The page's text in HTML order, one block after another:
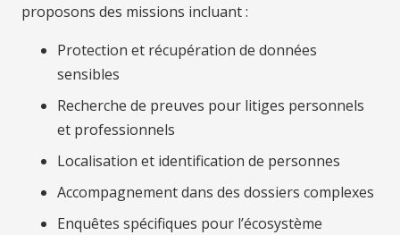
proposons des missions incluant :
Protection et récupération de données
sensibles
Recherche de preuves pour litiges personnels
et professionnels
Localisation et identification de personnes
Accompagnement dans des dossiers complexes
Enquêtes spécifiques pour l’écosystème